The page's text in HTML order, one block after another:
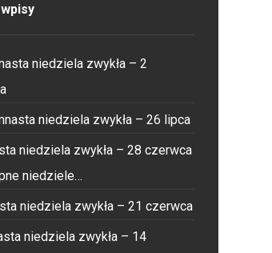
niedziela zwykła – 2
niedziela zwykła – 26 lipca
niedziela zwykła – 28 czerwca
niedziele…
niedziela zwykła – 21 czerwca
niedziela zwykła – 14